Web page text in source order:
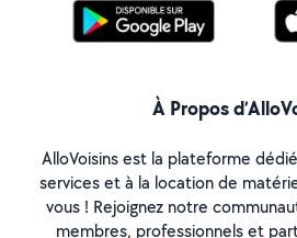
À Propos
AlloVoisins est la plateforme
services et à la location de
vous ! Rejoignez notre
membres, professionnels et